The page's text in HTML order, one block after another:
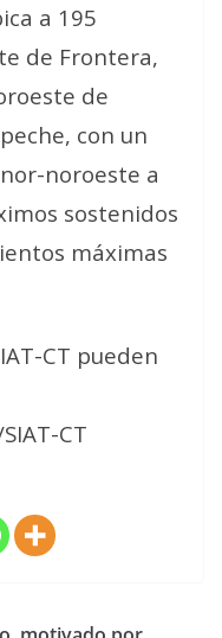
a 195
de Frontera,
de
con un
noroeste a
sostenidos
máximas
CT pueden
CT